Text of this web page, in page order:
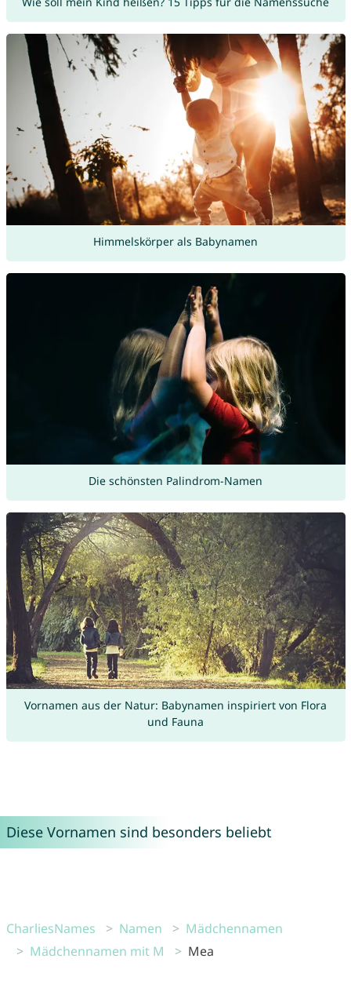
Himmelskörper als Babynamen
Die schönsten Palindrom-Namen
Vornamen aus der Natur: Babynamen inspiriert von Flora
und Fauna
Diese Vornamen sind besonders beliebt
CharliesNames Namen
Mädchennamen
Mädchennamen mit M
Mea